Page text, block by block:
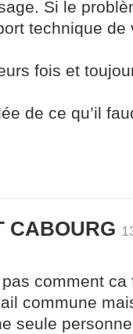
Si le
technique de
fois et
de ce qu’il
CABOURG
comment
commune
seule